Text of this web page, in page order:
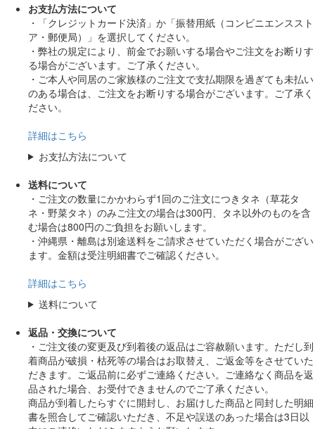
お支払方法について
・「クレジットカード決済」か「振替用紙（コンビニエンススト
ア・郵便局）」を選択してください。
・弊社の規定により、前金でお願いする場合やご注文をお断りす
る場合がございます。ご了承ください。
・ご本人や同居のご家族様のご注文で支払期限を過ぎても未払い
のある場合は、ご注文をお断りする場合がございます。ご了承く
ださい。
詳細はこちら
お支払方法について
送料について
・ご注文の数量にかかわらず1回のご注文につきタネ（草花タ
ネ・野菜タネ）のみご注文の場合は300円、タネ以外のものを含
む場合は800円のご負担をお願いします。
・沖縄県・離島は別途送料をご請求させていただく場合がござい
ます。金額は受注明細書でご確認ください。
詳細はこちら
送料について
返品・交換について
・ご注文後の変更及び到着後の返品はご容赦願います。ただし到
着商品が破損・枯死等の場合はお取替え、ご返金等をさせていた
だきます。ご返品前に必ずご連絡ください。ご連絡なく商品を返
品された場合、お受付できませんのでご了承ください。
商品が到着したらすぐに開封し、お届けした商品と同封した明細
書を照合してご確認いただき、不足や誤送のあった場合は3日以